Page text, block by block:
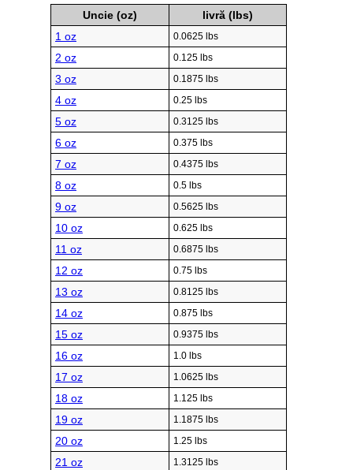
Uncie (oz)
livră (lbs)
1 oz
0.0625 lbs
2 oz 0.125 lbs
3 oz 0.1875 lbs
4 oz 0.25 lbs
5 oz 0.3125 lbs
6 oz 0.375 lbs
7 oz 0.4375 lbs
8 oz 0.5 lbs
9 oz 0.5625 lbs
10 oz 0.625 lbs
11 oz 0.6875 lbs
12 oz 0.75 lbs
13 oz 0.8125 lbs
14 oz 0.875 lbs
15 oz 0.9375 lbs
16 oz 1.0 lbs
17 oz 1.0625 lbs
18 oz 1.125 lbs
19 oz 1.1875 lbs
20 oz 1.25 lbs
21 oz 1.3125 lbs